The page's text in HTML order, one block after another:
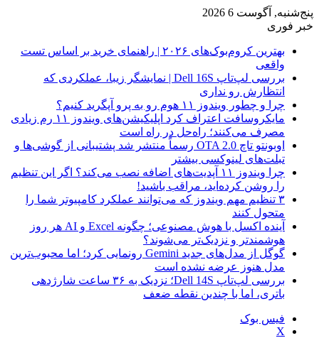
پنج‌شنبه, آگوست 6 2026
خبر فوری
بهترین کروم‌بوک‌های ۲۰۲۶ | راهنمای خرید بر اساس تست
واقعی
بررسی لپ‌تاپ Dell 16S | نمایشگر زیبا، عملکردی که
انتظارش رو نداری
چرا و چطور ویندوز ۱۱ هوم رو به پرو آپگرید کنیم؟
مایکروسافت اعتراف کرد اپلیکیشن‌های ویندوز ۱۱ رم زیادی
مصرف می‌کنند؛ راه‌حل در راه است
اوبونتو تاچ OTA 2.0 رسماً منتشر شد پشتیبانی از گوشی‌ها و
تبلت‌های لینوکسی بیشتر
چرا ویندوز ۱۱ آپدیت‌های اضافه نصب می‌کند؟ اگر این تنظیم
را روشن کرده‌اید، مراقب باشید!
۳ تنظیم مهم ویندوز که می‌توانند عملکرد کامپیوتر شما را
متحول کنند
آینده اکسل با هوش مصنوعی؛ چگونه Excel و AI هر روز
هوشمندتر و نزدیک‌تر می‌شوند؟
گوگل از مدل‌های جدید Gemini رونمایی کرد؛ اما محبوب‌ترین
مدل هنوز عرضه نشده است
بررسی لپ‌تاپ Dell 14S؛ نزدیک به ۳۶ ساعت شارژدهی
باتری، اما با چندین نقطه ضعف
فیس بوک
X